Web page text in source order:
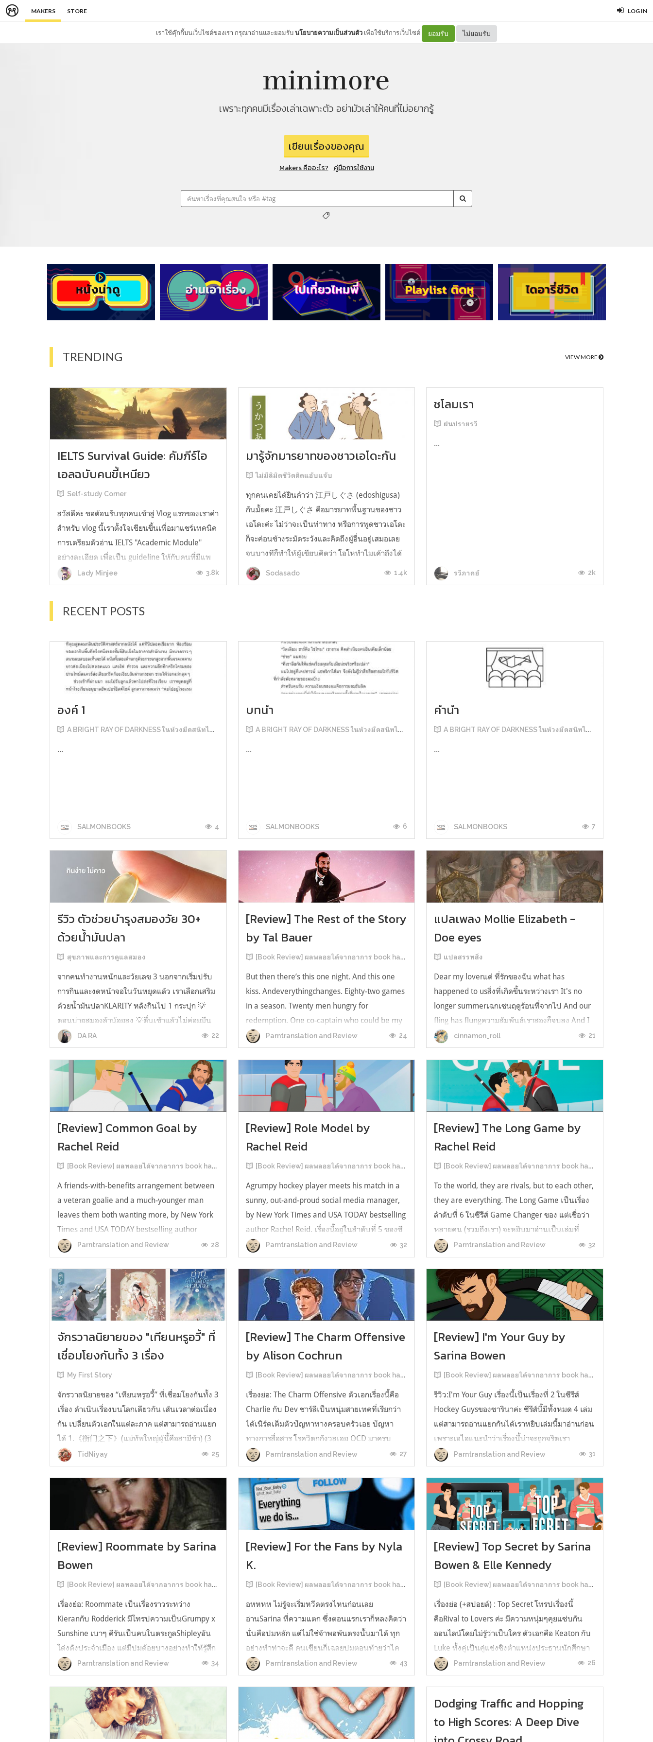
MAKERS STORE LOG IN
เราใช้คุ๊กกี้บนเว็บไซต์ของเรา กรุณาอ่านและยอมรับนโยบายความเป็นส่วนตัว เพื่อใช้บริการเว็บไซต์ ยอมรับ ไม่ยอมรับ
เพราะทุกคนมีเรื่องเล่าเฉพาะตัว อย่ามัวเล่าให้คนที่ไม่อยากรู้
เขียนเรื่องของคุณ
Makers คืออะไร? คู่มือการใช้งาน
TRENDING VIEW MORE
IELTS Survival Guide: คัมภีร์ไอ
เอลฉบับคนขี้เหนียว
Self-study Corner
สวัสดีค่ะ ขอต้อนรับทุกคนเข้าสู่ Vlog แรกของเราค่า
สำหรับ vlog นี้เราตั้งใจเขียนขึ้นเพื่อมาแชร์เทคนิค
การเตรียมตัวอ่าน IELTS "Academic Module"
อย่างละเอียด เพื่อเป็น guideline ให้กับคนที่มีแพ
ลนจะสอบแต่ไม่รู้ต้องเริ่มตรงไหน หรืออยากจะได้
ข้อมูลเพิ่มเติมมาเสริมความมั่นใจจากที่ตัวเองเรียน
Lady Minjee 3.8k
มารู้จักมารยาทของชาวเอโดะกัน
ไม่มีลิมิตชีวิตติดแอ๊บแจ๊บ
ทุกคนเคยได้ยินคำว่า 江戸しぐさ (edoshigusa)
กันมั้ยคะ 江戸しぐさ คือมารยาทพื้นฐานของชาว
เอโดะค่ะ ไม่ว่าจะเป็นท่าทาง หรือการพูดชาวเอโดะ
ก็จะค่อนข้างระมัดระวังและคิดถึงผู้อื่นอยู่เสมอเลย
จนบางทีก็ทำให้ผู้เขียนคิดว่า โอโหทำไมเค้าถึงได้
คิดถึงคนอื่นได้ขนาดนี้นะอยากรู้มั้ยคะว่าชาวเอโดะ
มารยาทดีขนาดไหน มาลองอ่านกันได้เ...
Sodasado 1.4k
ชโลมเรา
ฝนปรายรวี
...
รวีภาคย์ 2k
RECENT POSTS
องค์ 1
A BRIGHT RAY OF DARKNESS ในห้วงมืดสนิทไม่มิดแสง
...
SALMONBOOKS 4
บทนำ
A BRIGHT RAY OF DARKNESS ในห้วงมืดสนิทไม่มิดแสง
...
SALMONBOOKS 6
คำนำ
A BRIGHT RAY OF DARKNESS ในห้วงมืดสนิทไม่มิดแสง
...
SALMONBOOKS 7
รีวิว ตัวช่วยบำรุงสมองวัย 30+
ด้วยน้ำมันปลา
สุขภาพและการดูแลสมอง
จากคนทำงานหนักและวัยเลข 3 นอกจากเริ่มปรับ
การกินและงดหน้าจอในวันหยุดแล้ว เราเลือกเสริม
ด้วยน้ำมันปลาKLARITY หลังกินไป 1 กระปุก 💡
ตอนบ่ายสมองล้าน้อยลง 💡ตื่นเช้าแล้วไม่ค่อยมึน
หัว 💡ไอเดียไม่ตัน ยิ่งทำงานสาย Content แนะนำ
ว่าควรมี ชอบตรงที่ไม่มีกลิ่นคาวเลย กินง่ายสุด
ตั้งแต่เคยกินน้ำมันปลามาเลย ใครที่เคยกิ...
DA RA 22
[Review] The Rest of the Story
by Tal Bauer
[Book Review] ผลพลอยได้จากอาการ book hangover หลังอ่านสารพัน MM Romance
But then there’s this one night. And this one
kiss. Andeverythingchanges. Eighty-two games
in a season. Twenty men hungry for
redemption. One co-captain who could be my
forever. This is the rest of the story. หลังอ่าน
แบบฟีลกู้ดติดๆ กันแล้ว เลยอยากได้ความแสบ
ทรวงในชีวิตบ้าง (หาเรื่อง!) เล่มนี้คู่หูเอ...
Parntranslation and Review 24
แปลเพลง Mollie Elizabeth -
Doe eyes
แปลสรรพสิ่ง
Dear my loverแด่ ที่รักของฉัน what has
happened to usสิ่งที่เกิดขึ้นระหว่างเรา It's no
longer summerเฉกเช่นฤดูร้อนที่จากไป And our
fling has flungความสัมพันธ์เราสองก็จบลง And I
still spin your recordsแต่ฉันยังเล่นเพลงโปรดของ
คุณบนแผ่นเสียงไวนิล And You still feel like
homeในใจฉัน ตัวตนคุณก็ยังอบอ...
cinnamon_roll 21
[Review] Common Goal by
Rachel Reid
[Book Review] ผลพลอยได้จากอาการ book hangover หลังอ่านสารพัน MM Romance
A friends-with-benefits arrangement between
a veteran goalie and a much-younger man
leaves them both wanting more, by New York
Times and USA TODAY bestselling author
Rachel Reid. เป็นเรื่องลำดับที่ 4ในซีรีส์ Game
Changer และเป็นเล่มที่ 4 ที่เราหยิบมาอ่าน ใน
ที่สุดลำดับเรื่องกับลำดับที่หยิบอ่านก็ตรงกั...
Parntranslation and Review 28
[Review] Role Model by
Rachel Reid
[Book Review] ผลพลอยได้จากอาการ book hangover หลังอ่านสารพัน MM Romance
Agrumpy hockey player meets his match in a
sunny, out-and-proud social media manager,
by New York Times and USA TODAY bestselling
author Rachel Reid. เรื่องนี้อยู่ในลำดับที่ 5 ของซี
รีส์ Game Changer แต่เป็นเรื่องที่ 3 ที่เราหยิบมา
อ่าน เพราะเห็นว่าเป็นเรื่องในไทม์ไลน์เดียวกันกับ
TheLong Game ประกอบกั...
Parntranslation and Review 32
[Review] The Long Game by
Rachel Reid
[Book Review] ผลพลอยได้จากอาการ book hangover หลังอ่านสารพัน MM Romance
To the world, they are rivals, but to each other,
they are everything. The Long Game เป็นเรื่อง
ลำดับที่ 6 ในซีรีส์ Game Changer ของ แต่เชื่อว่า
หลายคน (รวมถึงเรา) จะหยิบมาอ่านเป็นเล่มที่
2หลังจากอ่าน Heated Rivalry มา555 เรื่องย่อ:
The Long Game เล่ม Long Game นี่จะเป็น
ประมาณ2 ปีหลังจาก HR จะดำเนินเ...
Parntranslation and Review 32
จักรวาลนิยายของ "เทียนหรูอวี้" ที่
เชื่อมโยงกันทั้ง 3 เรื่อง
My First Story
จักรวาลนิยายของ “เทียนหรูอวี้” ที่เชื่อมโยงกันทั้ง 3
เรื่อง ดำเนินเรื่องบนโลกเดียวกัน เส้นเวลาต่อเนื่อง
กัน เปลี่ยนตัวเอกในแต่ละภาค แต่สามารถอ่านแยก
ได้ 1.《衡门之下》(แม่ทัพใหญ่ผู้นี้คือสามีข้า) (3
เล่มจบ) เป็นเรื่องที่เกิดก่อน เล่าเรื่องของ ฝูถิง กับ
หลี่ชีฉือ ที่ต้องแต่งงานกันก่อนจะใช้ชีวิตห่างไกล
TidNiyay 25
[Review] The Charm Offensive
by Alison Cochrun
[Book Review] ผลพลอยได้จากอาการ book hangover หลังอ่านสารพัน MM Romance
เรื่องย่อ: The Charm Offensive ตัวเอกเรื่องนี้คือ
Charlie กับ Dev ชาร์ลีเป็นหนุ่มสายเทคที่เรียกว่า
ได้เนิร์ดเต็มตัวปัญหาทางครอบครัวเอย ปัญหา
ทางการสื่อสาร โรควิตกกังวลเอย OCD มาครบ
เรียกได้ว่าครบองค์ประกอบความโอตะ เขาทั้งไม่
เชื่อในรักแท้ ไม่เคยมีความสัมพันธ์ในเชิงโรแมนติก
กับใคร หรืออาจเรียกว่าไม่เคยรู...
Parntranslation and Review 27
[Review] I'm Your Guy by
Sarina Bowen
[Book Review] ผลพลอยได้จากอาการ book hangover หลังอ่านสารพัน MM Romance
รีวิว:I'm Your Guy เรื่องนี้เป็นเรื่องที่ 2 ในซีรีส์
Hockey Guysของซารินาค่ะ ซีรีส์นี้มีทั้งหมด 4 เล่ม
แต่สามารถอ่านแยกกันได้เราหยิบเล่มนี้มาอ่านก่อน
เพราะเอไอแนะนำว่าเรื่องนี้น่าจะถูกจริตเรา
มากกว่า555 เรื่องนี้เป็นเรื่องราวของ TOMMASO
นักกีฬาฮอกกี้ NHL กับ Carter มัณฑนากรมือฉมัง
ทอมมาโซเพิ่งโดนเทร...
Parntranslation and Review 31
[Review] Roommate by Sarina
Bowen
[Book Review] ผลพลอยได้จากอาการ book hangover หลังอ่านสารพัน MM Romance
เรื่องย่อ: Roommate เป็นเรื่องราวระหว่าง
Kieranกับ Rodderick มีโทรปความเป็นGrumpy x
Sunshine เบาๆ คีรันเป็นคนในตระกูลShipleyอัน
โด่งดังประจำเมือง แต่มีปมด้อยบางอย่างทำให้รู้สึก
ว่าพ่อรักพี่ชายมากกว่าตัวเองเสมอ จึงดิ้นรนอยาก
ออกมาอยู่คนเดียวเพื่อให้หลุดจากอิทธิพลของที่
บ้าน และไล่ตามความฝันการเป็นกราฟฟิ...
Parntranslation and Review 34
[Review] For the Fans by Nyla
K.
[Book Review] ผลพลอยได้จากอาการ book hangover หลังอ่านสารพัน MM Romance
อหหหห ไม่รู้จะเริ่มหวีดตรงไหนก่อนเลย
อ่านSarina ที่ความแตก ซึ่งตอนแรกเราก็หลงคิดว่า
นั่นคือปมหลัก แต่ไม่ใช่จ้าพอพ้นตรงนั้นมาได้ ทุก
อย่างทำท่าจะดี คนเขียนก็เฉลยปมตอนท้ายว่าไค
รันเคยเจออะไรมาในอดีตเท่านั้นแหละ คดีพลิกใน
ทันใด!!! ตรงนี้เป็นNarrative Escalation ที่ชอบ
มาก ทำให้รู้สึกเหมือนคนเขียนวางแผนไว้ตั...
Parntranslation and Review 43
[Review] Top Secret by Sarina
Bowen & Elle Kennedy
[Book Review] ผลพลอยได้จากอาการ book hangover หลังอ่านสารพัน MM Romance
เรื่องย่อ (+สปอยล์) : Top Secret โทรปเรื่องนี้
คือRival to Lovers ค่ะ มีความหนุ่มๆคุยแซ่บกัน
ออนไลน์โดยไม่รู้ว่าเป็นใคร ตัวเอกคือ Keaton กับ
Luke ทั้งคู่เป็นคู่แข่งชิงตำแหน่งประธานนักศึกษา
ของมหาวิทยาลัยประวัติศาสตร์ยาวนาน คีตันคือ
ตระกูลเรียนที่นี่มาสามรุ่น ใครๆ ก็มองว่าน่าจะได้
Parntranslation and Review 26
Dodging Traffic and Hopping
to High Scores: A Deep Dive